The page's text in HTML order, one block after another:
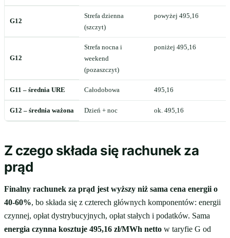
G12
Strefa dzienna
(szczyt)
powyżej 495,16
G12
Strefa nocna i
weekend
(pozaszczyt)
poniżej 495,16
G11 – średnia URE Całodobowa 495,16
G12 – średnia ważona Dzień + noc ok. 495,16
Z czego składa się rachunek za
prąd
Finalny rachunek za prąd jest wyższy niż sama cena energii o
40-60%, bo składa się z czterech głównych komponentów: energii
czynnej, opłat dystrybucyjnych, opłat stałych i podatków. Sama
energia czynna kosztuje 495,16 zł/MWh netto w taryfie G od